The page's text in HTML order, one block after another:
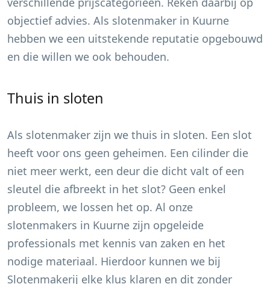
objectief advies. Als slotenmaker in Kuurne
hebben we een uitstekende reputatie opgebouwd
en die willen we ook behouden.
Thuis in sloten
Als slotenmaker zijn we thuis in sloten. Een slot
heeft voor ons geen geheimen. Een cilinder die
niet meer werkt, een deur die dicht valt of een
sleutel die afbreekt in het slot? Geen enkel
probleem, we lossen het op. Al onze
slotenmakers in Kuurne zijn opgeleide
professionals met kennis van zaken en het
nodige materiaal. Hierdoor kunnen we bij
Slotenmakerij elke klus klaren en dit zonder